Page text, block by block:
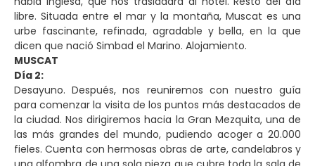
libre. Situada entre el mar y la montaña, Muscat es una
urbe fascinante, refinada, agradable y bella, en la que
dicen que nació Simbad el Marino. Alojamiento.
MUSCAT
Día 2:
Desayuno. Después, nos reuniremos con nuestro guía
para comenzar la visita de los puntos más destacados de
la ciudad. Nos dirigiremos hacia la Gran Mezquita, una de
las más grandes del mundo, pudiendo acoger a 20.000
fieles. Cuenta con hermosas obras de arte, candelabros y